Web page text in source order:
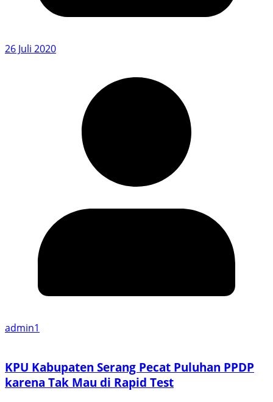
26 Juli 2020
admin1
KPU Kabupaten Serang Pecat Puluhan PPDP
karena Tak Mau di Rapid Test